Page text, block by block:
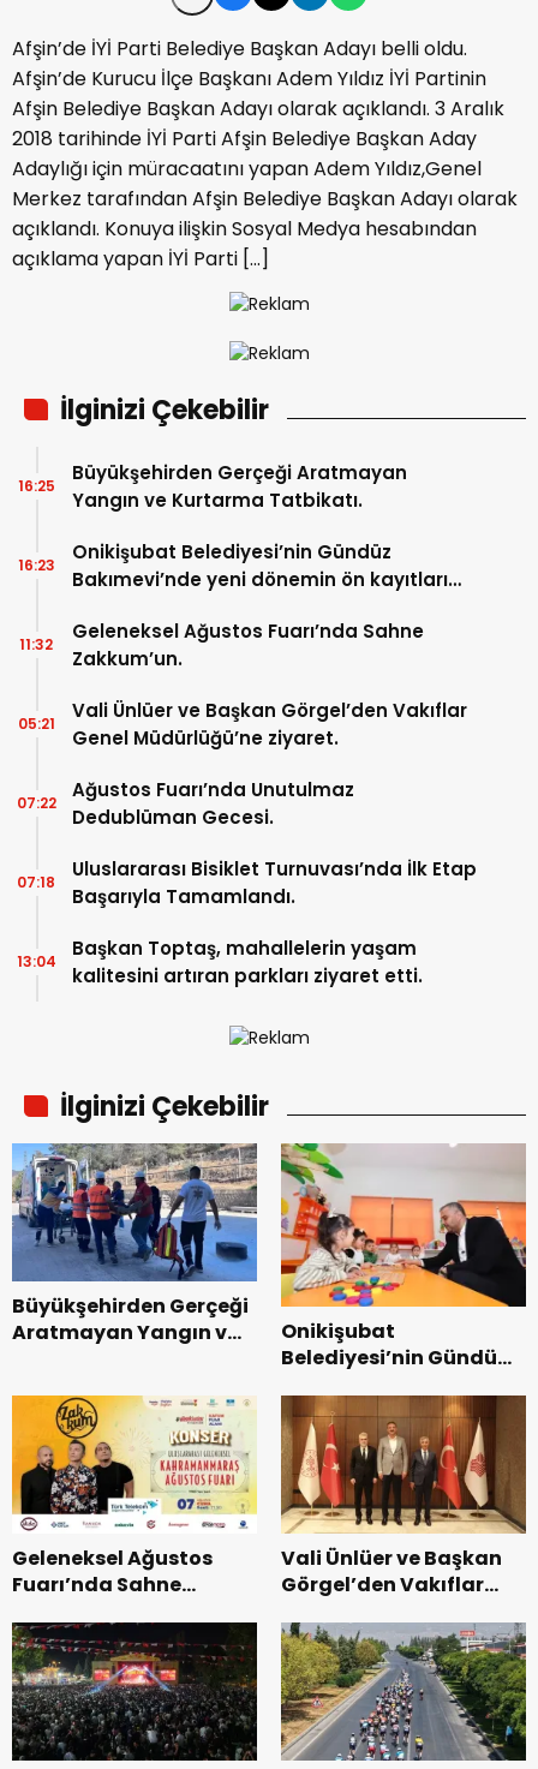
Afşin’de İYİ Parti Belediye Başkan Adayı belli oldu.
Afşin’de Kurucu İlçe Başkanı Adem Yıldız İYİ Partinin
Afşin Belediye Başkan Adayı olarak açıklandı. 3 Aralık
2018 tarihinde İYİ Parti Afşin Belediye Başkan Aday
Adaylığı için müracaatını yapan Adem Yıldız,Genel
Merkez tarafından Afşin Belediye Başkan Adayı olarak
açıklandı. Konuya ilişkin Sosyal Medya hesabından
açıklama yapan İYİ Parti […]
İlginizi Çekebilir
Büyükşehirden Gerçeği Aratmayan
Yangın ve Kurtarma Tatbikatı.
16:25
Onikişubat Belediyesi’nin Gündüz
Bakımevi’nde yeni dönemin ön kayıtları
16:23
Geleneksel Ağustos Fuarı’nda Sahne
Zakkum’un.
11:32
Vali Ünlüer ve Başkan Görgel’den Vakıflar
Genel Müdürlüğü’ne ziyaret.
05:21
Ağustos Fuarı’nda Unutulmaz
Dedublüman Gecesi.
07:22
Uluslararası Bisiklet Turnuvası’nda İlk Etap
Başarıyla Tamamlandı.
07:18
Başkan Toptaş, mahallelerin yaşam
kalitesini artıran parkları ziyaret etti.
13:04
İlginizi Çekebilir
Büyükşehirden Gerçeği
Aratmayan Yangın ve
Onikişubat
Belediyesi’nin Gündüz
dönemin ön kayıtları
başladı.
Geleneksel Ağustos
Fuarı’nda Sahne
Vali Ünlüer ve Başkan
Görgel’den Vakıflar
ziyaret.